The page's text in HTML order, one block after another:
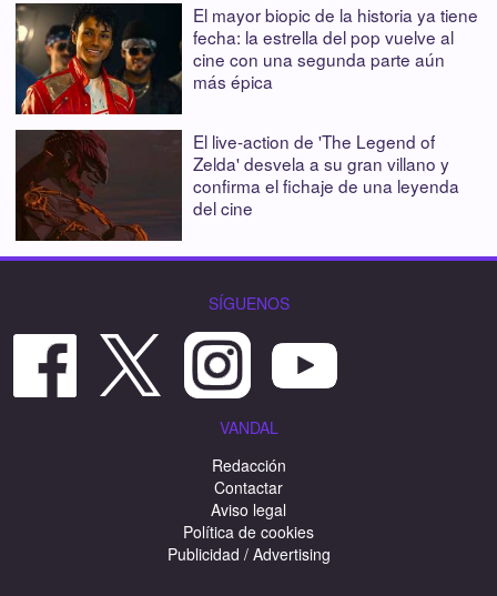
El mayor biopic de la historia ya tiene
fecha: la estrella del pop vuelve al
cine con una segunda parte aún
más épica
El live-action de 'The Legend of
Zelda' desvela a su gran villano y
confirma el fichaje de una leyenda
del cine
SÍGUENOS
VANDAL
Redacción
Contactar
Aviso legal
Política de cookies
Publicidad / Advertising